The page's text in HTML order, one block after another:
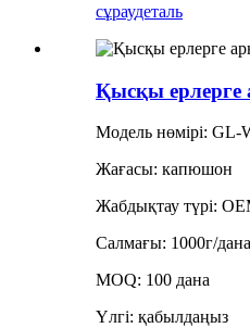
сұраудеталь
Қысқы ерлерге
Модель нөмірі: GL-
Жағасы: капюшон
Жабдықтау түрі:
Салмағы: 1000г/дана
MOQ: 100 дана
Үлгі: қабылдаңыз